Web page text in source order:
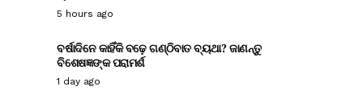
5 hours ago
ବର୍ଷାଦିନେ କାହିଁକି ବଢ଼େ ଗଣ୍ଠିବାତ ବ୍ୟଥା? ଜାଣନ୍ତୁ
ବିଶେଷଜ୍ଞଙ୍କ ପରାମର୍ଶ
1 day ago